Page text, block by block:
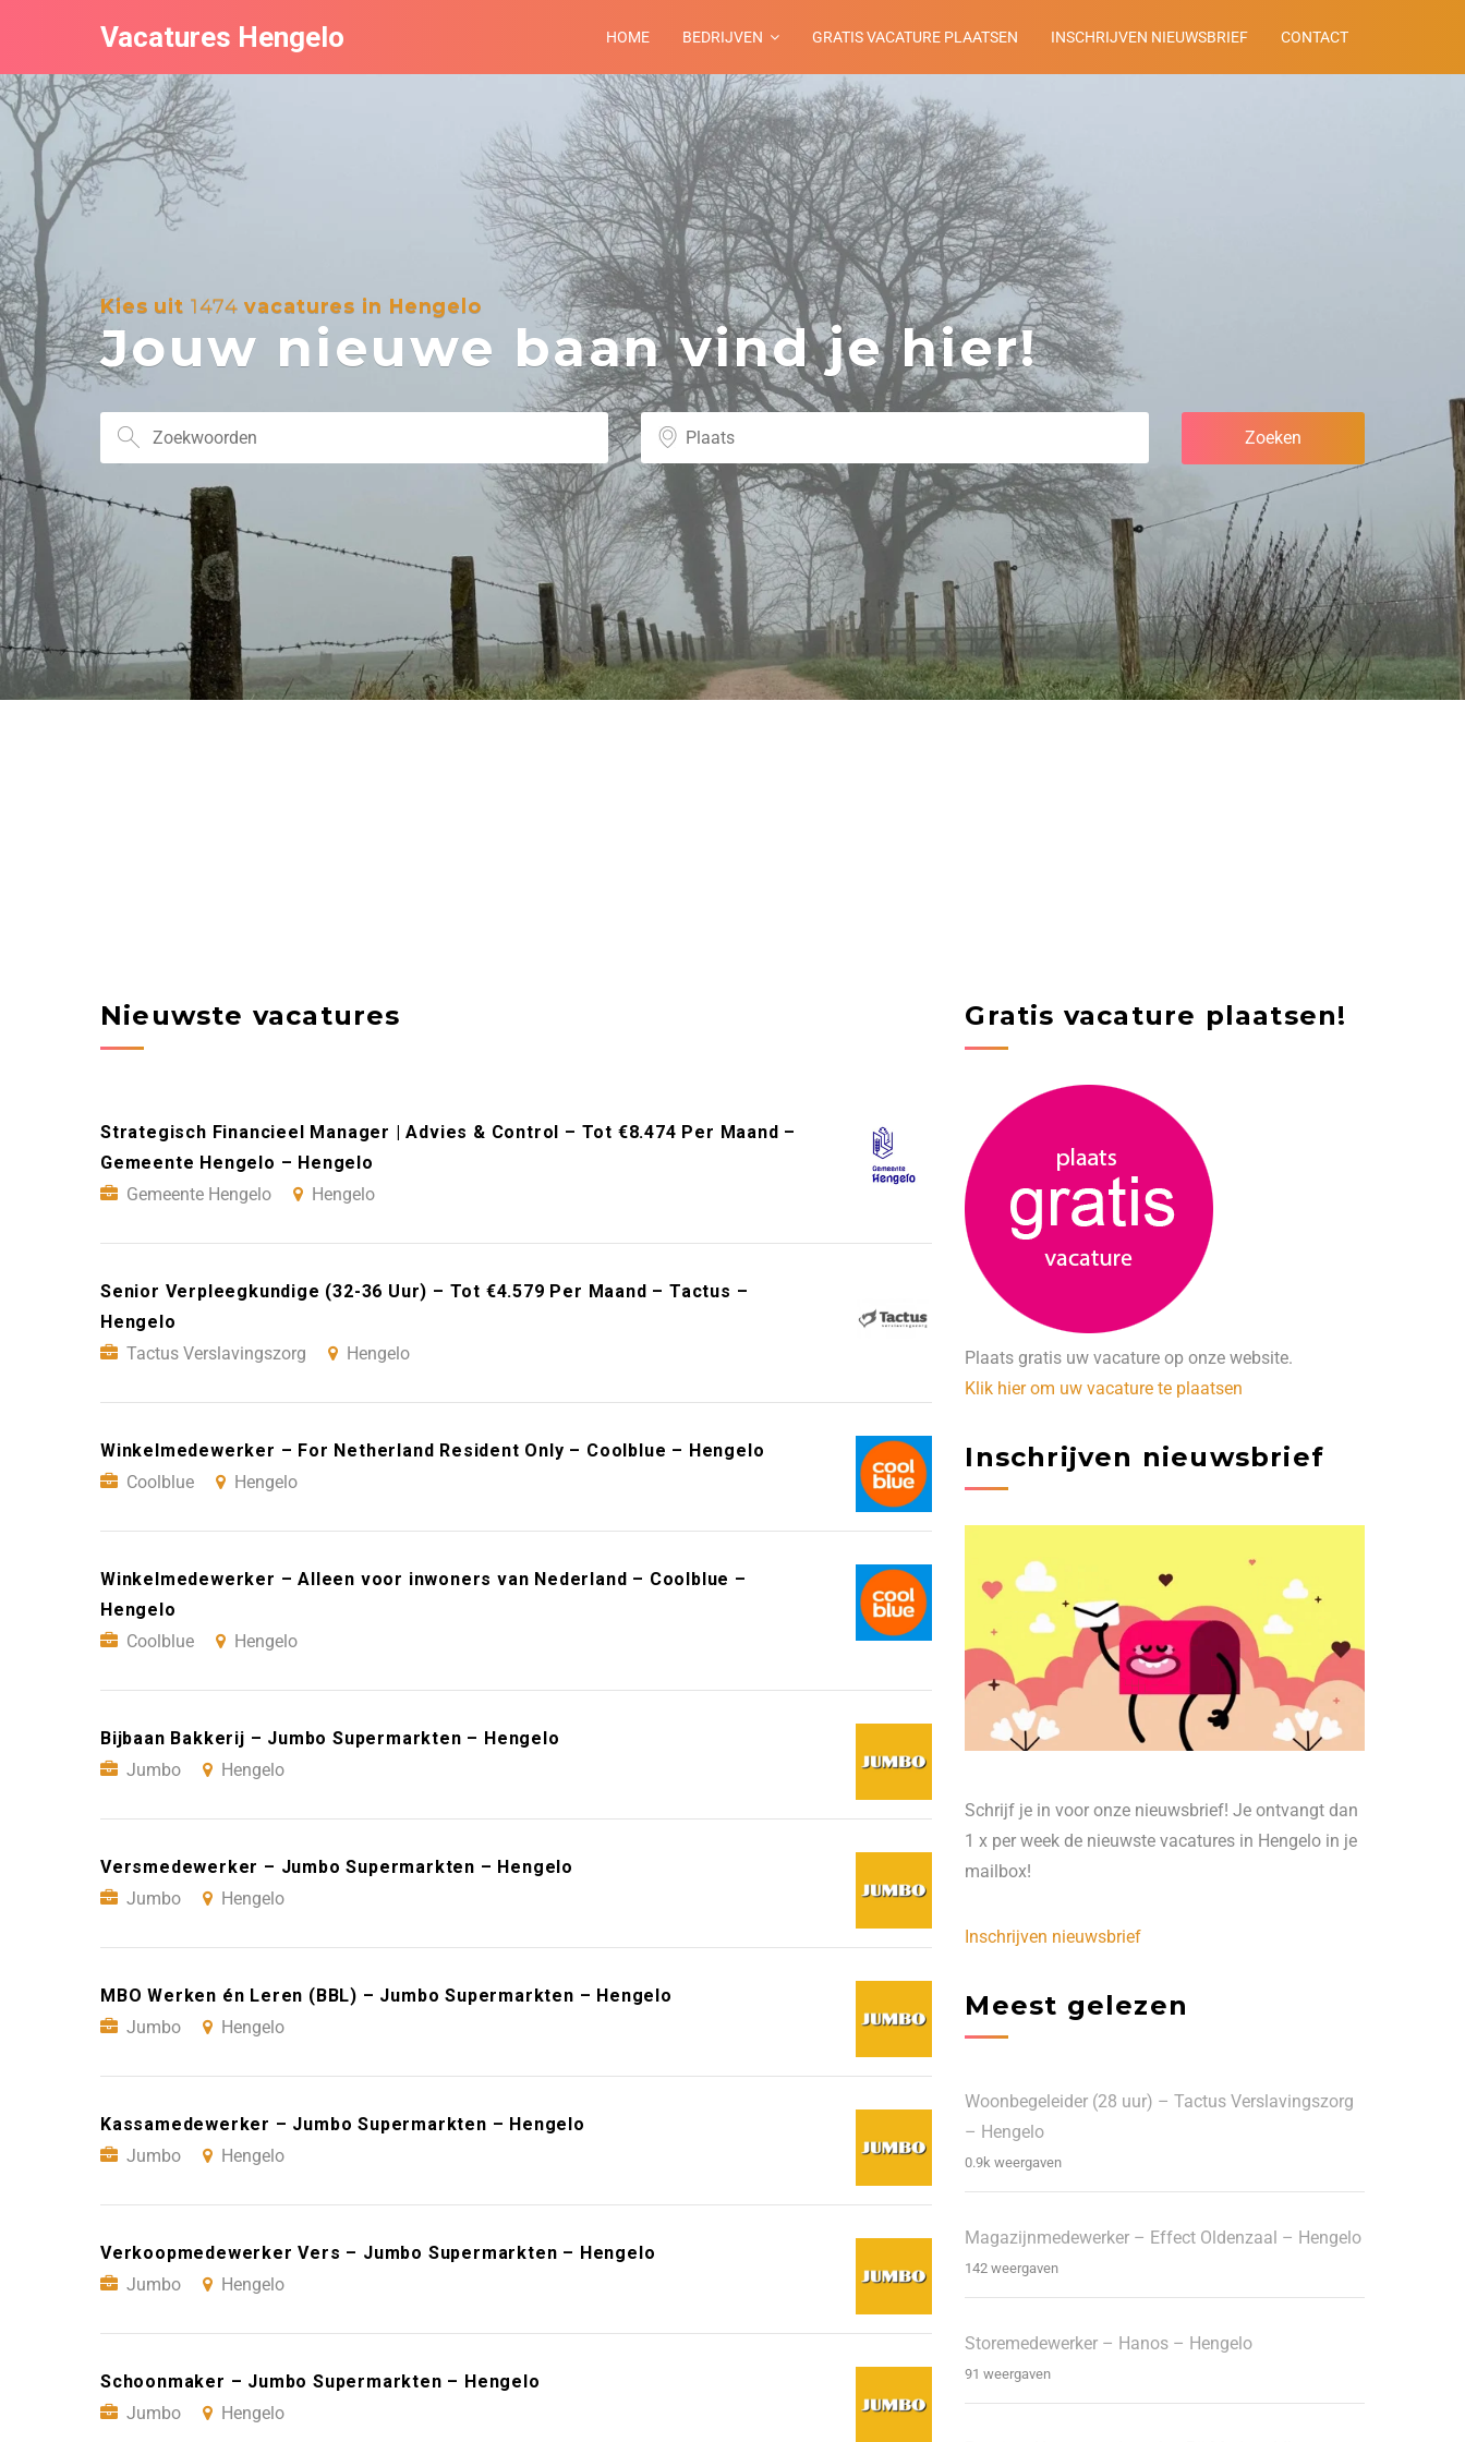
Vacatures Hengelo HOME BEDRIJVEN GRATIS VACATURE PLAATSEN INSCHRIJVEN NIEUWSBRIEF CONTACT
Kies uit 1474 vacatures in Hengelo
Jouw nieuwe baan vind je hier!
Nieuwste vacatures
Strategisch Financieel Manager | Advies & Control – Tot €8.474 Per Maand –
Gemeente Hengelo – Hengelo
Gemeente Hengelo
Hengelo
Senior Verpleegkundige (32-36 Uur) – Tot €4.579 Per Maand – Tactus –
Hengelo
Tactus Verslavingszorg
Hengelo
Winkelmedewerker – For Netherland Resident Only – Coolblue – Hengelo
Coolblue
Hengelo
Winkelmedewerker – Alleen voor inwoners van Nederland – Coolblue –
Hengelo
Coolblue
Hengelo
Bijbaan Bakkerij – Jumbo Supermarkten – Hengelo
Jumbo
Hengelo
Versmedewerker – Jumbo Supermarkten – Hengelo
Jumbo
Hengelo
MBO Werken én Leren (BBL) – Jumbo Supermarkten – Hengelo
Jumbo
Hengelo
Kassamedewerker – Jumbo Supermarkten – Hengelo
Jumbo
Hengelo
Verkoopmedewerker Vers – Jumbo Supermarkten – Hengelo
Jumbo
Hengelo
Schoonmaker – Jumbo Supermarkten – Hengelo
Jumbo
Hengelo
Gratis vacature plaatsen!
Plaats gratis uw vacature op onze website.
Klik hier om uw vacature te plaatsen
Inschrijven nieuwsbrief
Schrijf je in voor onze nieuwsbrief! Je ontvangt dan
1 x per week de nieuwste vacatures in Hengelo in je
mailbox!
Inschrijven nieuwsbrief
Meest gelezen
Woonbegeleider (28 uur) – Tactus Verslavingszorg
– Hengelo
0.9k weergaven
Magazijnmedewerker – Effect Oldenzaal – Hengelo
142 weergaven
Storemedewerker – Hanos – Hengelo
91 weergaven